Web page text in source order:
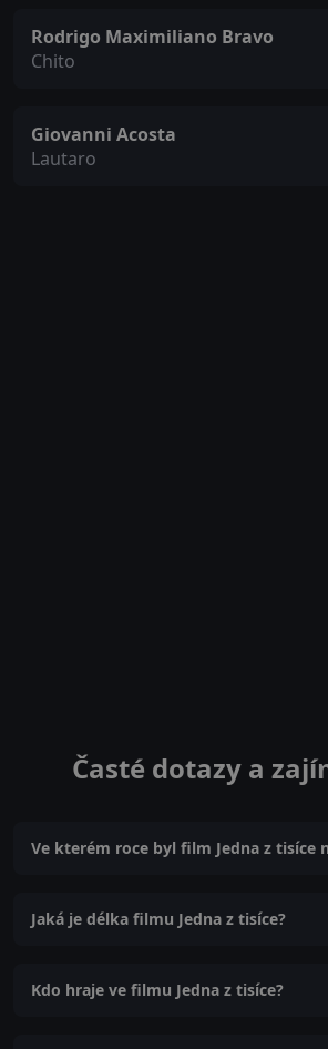
Rodrigo Maximiliano Bravo
Chito
Giovanni Acosta
Lautaro
Časté dotazy a
Ve kterém roce byl film Jedna z tisíce
Jaká je délka filmu Jedna z tisíce?
Kdo hraje ve filmu Jedna z tisíce?